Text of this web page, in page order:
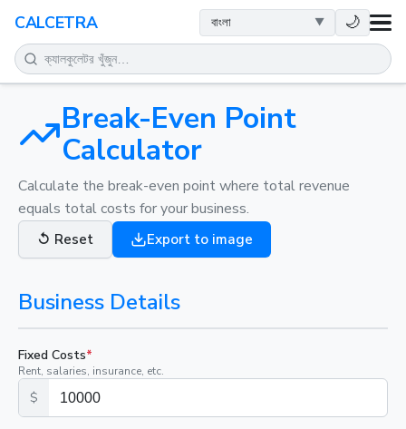
CALCETRA 🌙
গণিত
রূপান্তর
দৈনন্দিন
অন्যান্য সরঞ্জাম
Break-Even Point
Calculator
Calculate the break-even point where total revenue
equals total costs for your business.
↺ Reset Export to image
Business Details
Fixed Costs*
Rent, salaries, insurance, etc.
$